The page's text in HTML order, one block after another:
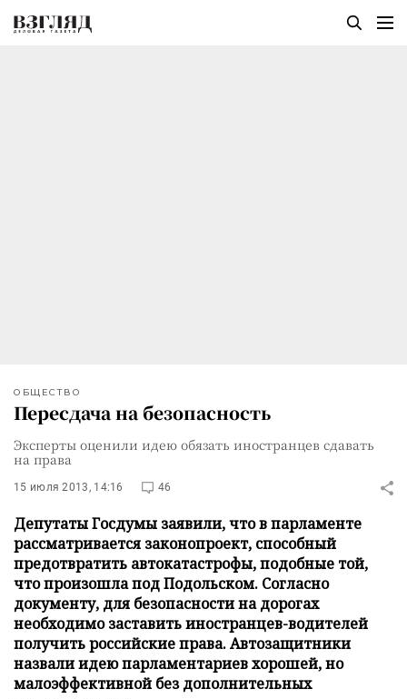
ОБЩЕСТВО
Пересдача на безопасность
Эксперты оценили идею обязать иностранцев сдавать
на права
15 июля 2013, 14:16 46
Депутаты Госдумы заявили, что в парламенте
рассматривается законопроект, способный
предотвратить автокатастрофы, подобные той,
что произошла под Подольском. Согласно
документу, для безопасности на дорогах
необходимо заставить иностранцев-водителей
получить российские права. Автозащитники
назвали идею парламентариев хорошей, но
малоэффективной без дополнительных